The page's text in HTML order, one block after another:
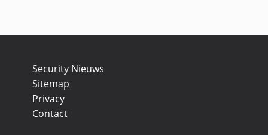
Security Nieuws
Sitemap
Privacy
Contact